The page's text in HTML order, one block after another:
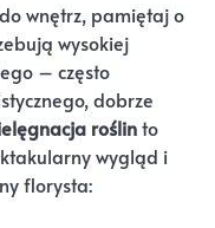
wnętrz, pamiętaj o
wysokiej
– często
dobrze
roślinto
wygląd i
florysta: